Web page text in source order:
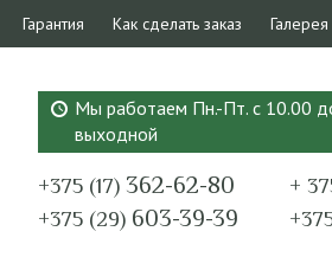
Гарантия Как сделать заказ Галерея
Мы работаем Пн.-Пт. с 10.00
выходной
+375 (17)362-62-80 +
+375 (29)603-39-39